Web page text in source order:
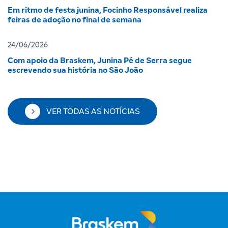
Em ritmo de festa junina, Focinho Responsável realiza
feiras de adoção no final de semana
24/06/2026
Com apoio da Braskem, Junina Pé de Serra segue
escrevendo sua história no São João
VER TODAS AS NOTÍCIAS